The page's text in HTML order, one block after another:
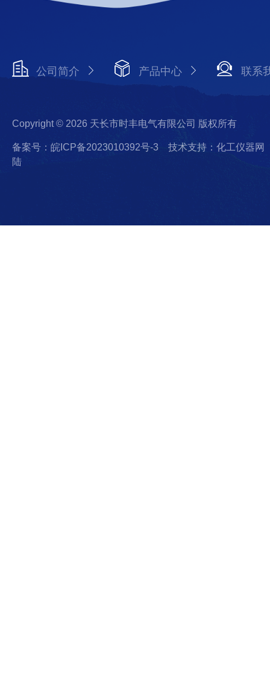
公司简介 产品中心 联系
Copyright © 2026 天长市时丰电气有限公司 版权所有
备案号：皖ICP备2023010392号-3
技术支持：化工仪器网
陆